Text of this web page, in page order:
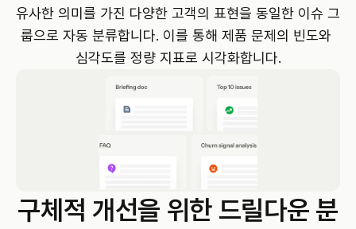
유사한 의미를 가진 다양한 고객의 표현을 동일한 이슈 그
룹으로 자동 분류합니다. 이를 통해 제품 문제의 빈도와
심각도를 정량 지표로 시각화합니다.
구체적 개선을 위한 드릴다운 분